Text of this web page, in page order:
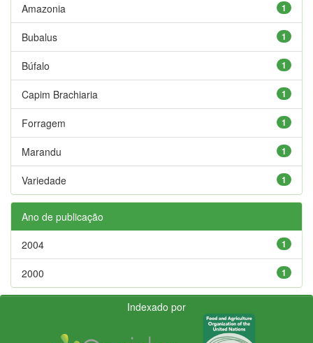
1
Amazonia
1
Bubalus
1
Búfalo
1
Capim Brachiaria
1
Forragem
1
Marandu
1
Variedade
Ano de publicação
1
2004
1
2000
Indexado por